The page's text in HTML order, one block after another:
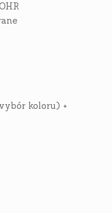
koloru) +